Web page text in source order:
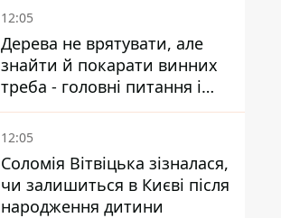
12:05
Дерева не врятувати, але
знайти й покарати винних
треба - головні питання і
висновки з конфлікту на
Теремках
12:05
Соломія Вітвіцька зізналася,
чи залишиться в Києві після
народження дитини